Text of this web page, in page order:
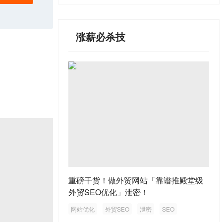
涨薪必杀技
重磅干货！做外贸网站「靠谱推殿堂级
外贸SEO优化」泄密！
网站优化 外贸SEO 泄密
SEO